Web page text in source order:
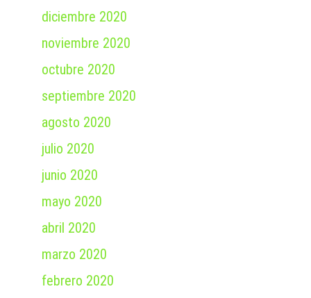
diciembre 2020
noviembre 2020
octubre 2020
septiembre 2020
agosto 2020
julio 2020
junio 2020
mayo 2020
abril 2020
marzo 2020
febrero 2020